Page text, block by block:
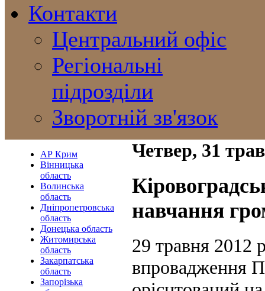
Контакти
Центральний офіс
Регіональні
підрозділи
Зворотній зв'язок
АР Крим
Вінницька
область
Волинська
область
Дніпропетровська
область
Донецька область
Житомирська
область
Закарпатська
область
Запорізька
Четвер, 31
навчання
29 травня 2012
впровадження